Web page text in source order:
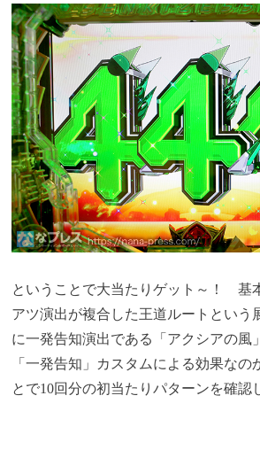
ということで大当たりゲット～！ 基
アツ演出が複合した王道ルートという
に一発告知演出である「アクシアの
「一発告知」カスタムによる効果な
とで10回分の初当たりパターンを確認